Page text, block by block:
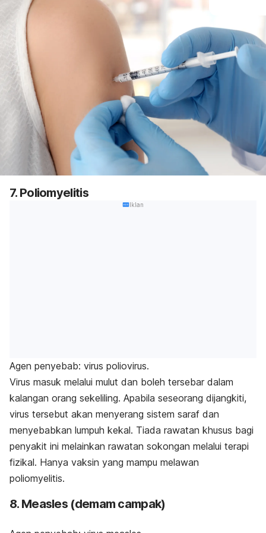
7. Poliomyelitis
Iklan
Agen penyebab: virus poliovirus.
Virus masuk melalui mulut dan boleh tersebar dalam
kalangan orang sekeliling. Apabila seseorang dijangkiti,
virus tersebut akan menyerang sistem saraf dan
menyebabkan lumpuh kekal. Tiada rawatan khusus bagi
penyakit ini melainkan rawatan sokongan melalui terapi
fizikal. Hanya vaksin yang mampu melawan
poliomyelitis.
8. Measles (demam campak)